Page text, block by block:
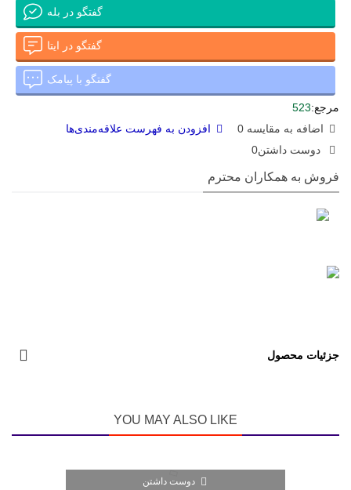
گفتگو در بله
گفتگو در ایتا
گفتگو با پیامک
مرجع:523
اضافه به مقایسه 0
افزودن به فهرست علاقه‌مندی‌ها
دوست داشتن0
فروش به همکاران محترم
جزئیات محصول
YOU MAY ALSO LIKE
دوست داشتن